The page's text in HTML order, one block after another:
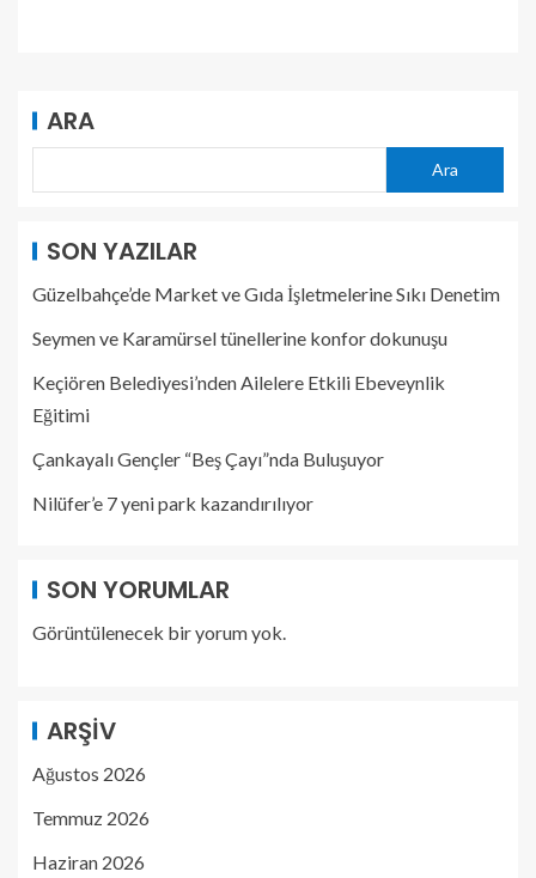
ARA
Ara
SON YAZILAR
Güzelbahçe’de Market ve Gıda İşletmelerine Sıkı Denetim
Seymen ve Karamürsel tünellerine konfor dokunuşu
Keçiören Belediyesi’nden Ailelere Etkili Ebeveynlik
Eğitimi
Çankayalı Gençler “Beş Çayı”nda Buluşuyor
Nilüfer’e 7 yeni park kazandırılıyor
SON YORUMLAR
Görüntülenecek bir yorum yok.
ARŞIV
Ağustos 2026
Temmuz 2026
Haziran 2026